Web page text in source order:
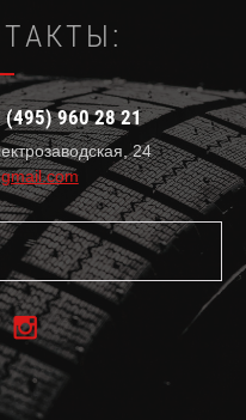
(495) 960 28 21
24